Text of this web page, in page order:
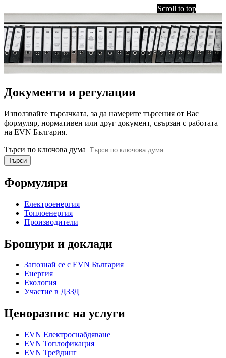
Scroll to top
Документи и регулации
Използвайте търсачката, за да намерите търсения от Вас
формуляр, нормативен или друг документ, свързан с работата
на EVN България.
Търси по ключова дума
Формуляри
Електроенергия
Топлоенергия
Производители
Брошури и доклади
Запознай се с EVN България
Енергия
Екология
Участие в ДЗЗД
Ценоразпис на услуги
EVN Електроснабдяване
EVN Топлофикация
EVN Трейдинг